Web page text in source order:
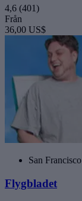
4,6 (401)
Från
36,00 US$
San Francisco
Flygbladet